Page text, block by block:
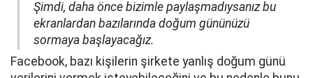
Şimdi, daha önce bizimle paylaşmadıysanız bu
ekranlardan bazılarında doğum gününüzü
sormaya başlayacağız.
Facebook, bazı kişilerin şirkete yanlış doğum günü